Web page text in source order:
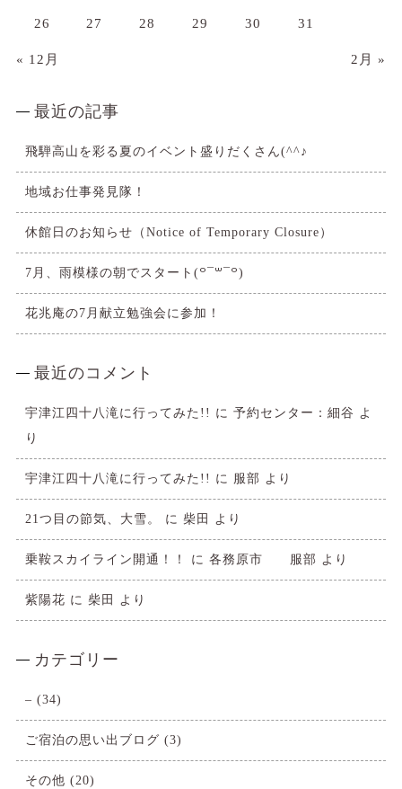
26 27 28 29 30 31
« 12月 2月 »
最近の記事
飛騨高山を彩る夏のイベント盛りだくさん(^^♪
地域お仕事発見隊！
休館日のお知らせ（Notice of Temporary Closure）
7月、雨模様の朝でスタート(꒪¯꒳​¯꒪)
花兆庵の7月献立勉強会に参加！
最近のコメント
宇津江四十八滝に行ってみた!! に 予約センター：細谷 よ
り
宇津江四十八滝に行ってみた!! に 服部 より
21つ目の節気、大雪。 に 柴田 より
乗鞍スカイライン開通！！ に 各務原市 服部 より
紫陽花 に 柴田 より
カテゴリー
– (34)
ご宿泊の思い出ブログ (3)
その他 (20)